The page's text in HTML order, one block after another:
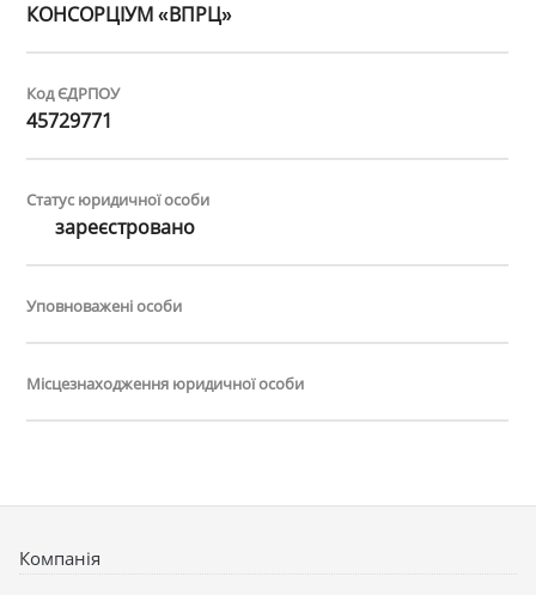
КОНСОРЦІУМ «ВПРЦ»
Код ЄДРПОУ
45729771
Статус юридичної особи
зареєстровано
Уповноважені особи
Місцезнаходження юридичної особи
Компанія